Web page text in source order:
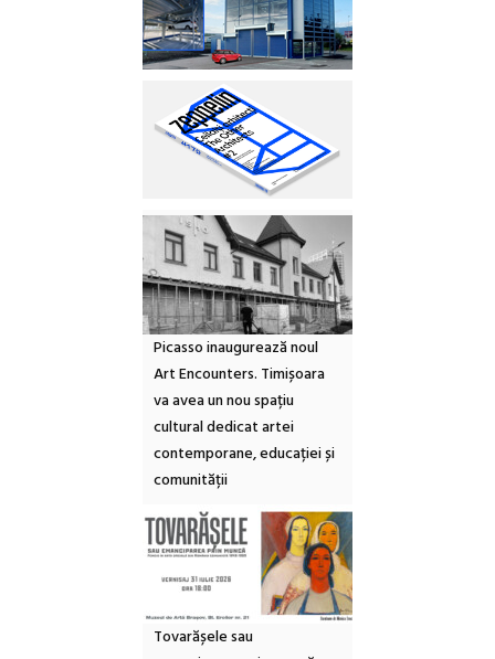
Picasso inaugurează noul
Art Encounters. Timișoara
va avea un nou spațiu
cultural dedicat artei
contemporane, educației și
comunității
Tovarășele sau